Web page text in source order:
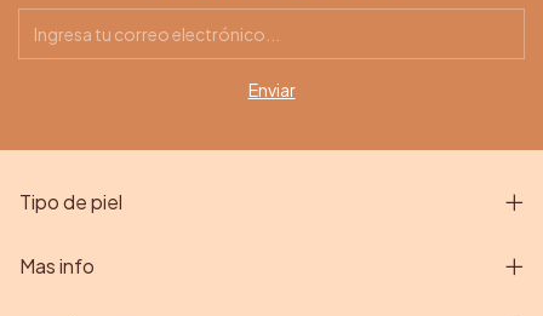
Tipo de piel
Mas info